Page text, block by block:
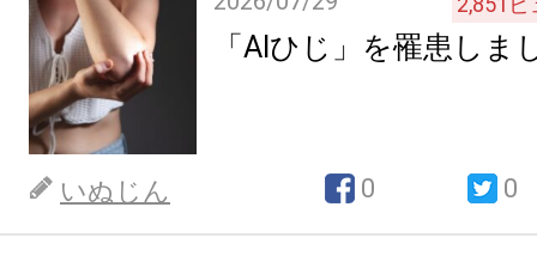
「AIひじ」を罹患しま
いぬじん 0 0